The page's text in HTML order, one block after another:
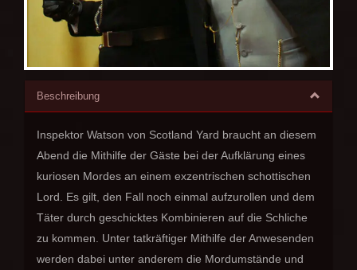
Beschreibung
Inspektor Watson von Scotland Yard braucht an diesem
Abend die Mithilfe der Gäste bei der Aufklärung eines
kuriosen Mordes an einem exzentrischen schottischen
Lord. Es gilt, den Fall noch einmal aufzurollen und dem
Täter durch geschicktes Kombinieren auf die Schliche
zu kommen. Unter tatkräftiger Mithilfe der Anwesenden
werden dabei unter anderem die Mordumstände und